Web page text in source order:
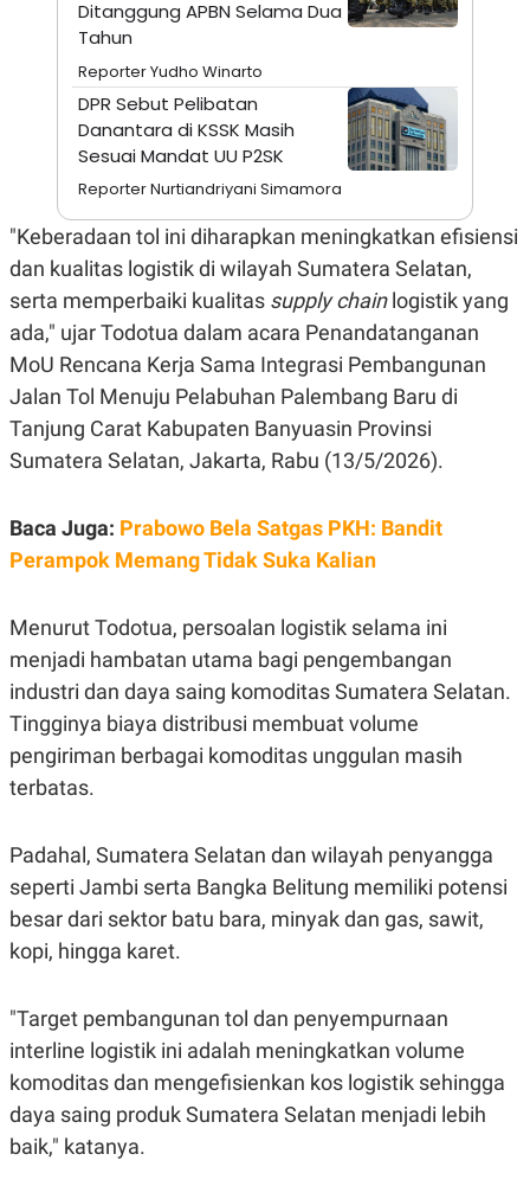
N
L
S
T
A
R
KANAL
S
A
T
T
A
G
E
O
N
A
T
L
I
P
U
S
JARINGAN
K
O
A
N
A
A
E
M
Y
P
R
R
E
E
S
E
Ditanggung APBN Selama Dua
Tahun
Reporter Yudho Winarto
DPR Sebut Pelibatan
Danantara di KSSK Masih
Sesuai Mandat UU P2SK
Reporter Nurtiandriyani Simamora
"Keberadaan tol ini diharapkan meningkatkan efisiensi
dan kualitas logistik di wilayah Sumatera Selatan,
serta memperbaiki kualitas supply chainlogistik yang
ada," ujar Todotua dalam acara Penandatanganan
MoU Rencana Kerja Sama Integrasi Pembangunan
Jalan Tol Menuju Pelabuhan Palembang Baru di
Tanjung Carat Kabupaten Banyuasin Provinsi
Sumatera Selatan, Jakarta, Rabu (13/5/2026).
Baca Juga: Prabowo Bela Satgas PKH: Bandit
Perampok Memang Tidak Suka Kalian
Menurut Todotua, persoalan logistik selama ini
menjadi hambatan utama bagi pengembangan
industri dan daya saing komoditas Sumatera Selatan.
Tingginya biaya distribusi membuat volume
pengiriman berbagai komoditas unggulan masih
terbatas.
Padahal, Sumatera Selatan dan wilayah penyangga
seperti Jambi serta Bangka Belitung memiliki potensi
besar dari sektor batu bara, minyak dan gas, sawit,
kopi, hingga karet.
"Target pembangunan tol dan penyempurnaan
interline logistik ini adalah meningkatkan volume
komoditas dan mengefisienkan kos logistik sehingga
daya saing produk Sumatera Selatan menjadi lebih
baik," katanya.